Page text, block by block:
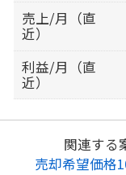
売上/月（直
近）
利益/月（直
近）
関連する
売却希望価格